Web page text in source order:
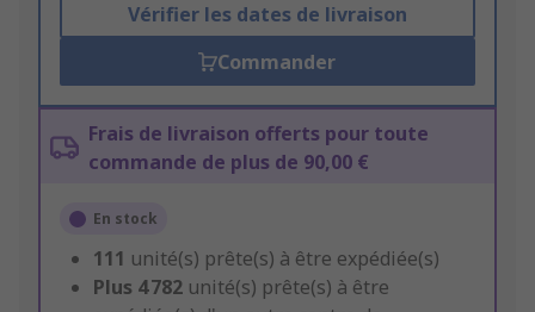
Vérifier les dates de livraison
Commander
Frais de livraison offerts pour toute
commande de plus de 90,00 €
En stock
111 unité(s) prête(s) à être expédiée(s)
Plus 4 782 unité(s) prête(s) à être